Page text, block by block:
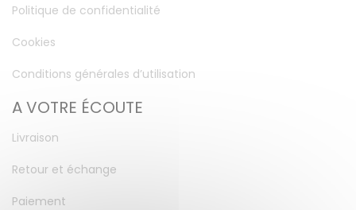
Politique de confidentialité
Cookies
Conditions générales d’utilisation
A VOTRE ÉCOUTE
Livraison
Retour et échange
Paiement